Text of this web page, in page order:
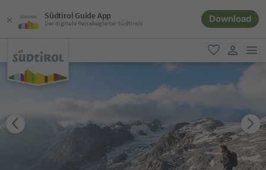
Südtirol Guide App
Der digitale Reisebegleiter Südtirols Download
favorit
user link